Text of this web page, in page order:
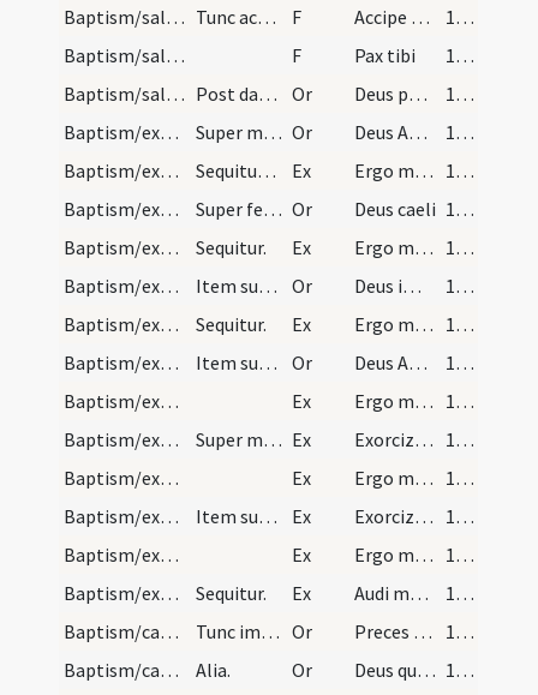
Baptism/salt/6 Tunc accipiat exorcizatum sal et ponat in os infa… F Accipe salem
104 (50v)
Baptism/salt/7
F Pax tibi
104 (50v)
Baptism/salt/2
Post datum salis. Or Deus patrum nostrorum
104 (50v)
Baptism/exorcism/3
Super masculos. Or Deus Abraham ... qui Moysi
105 (51r)
Baptism/exorcism/2
Sequitur ... hic faciat crucem in frontibus eorum. Ex Ergo maledicte
106 (51v)
Baptism/exorcism/4
Super feminas. Or Deus caeli
106 (51v)
Baptism/exorcism/3
Sequitur. Ex Ergo maledicte
107 (52r)
Baptism/exorcism/5
Item super masculos. Or Deus immortale
107 (52r)
Baptism/exorcism/4
Sequitur. Ex Ergo maledicte
108 (52v)
Baptism/exorcism/6
Item super feminas. Or Deus Abraham ... qui tribus
108 (52v)
Baptism/exorcism/5
Ex Ergo maledicte
109 (53r)
Baptism/exorcism/6
Super masculos. Ex Exorcizo te immunde ... qui pedibus
109 (53r)
Baptism/exorcism/7
Ex Ergo maledicte
109 (53r)
Baptism/exorcism/8
Item super feminas. Ex Exorcizo te immunde ... qui caeco
109 (53r)
Baptism/exorcism/9
Ex Ergo maledicte
109 (53r)
Baptism/exorcism/10
Sequitur. Ex Audi maledicte
110 (53v)
Baptism/catechumenal initiation/7
Tunc imponat manum super utrrumque dicat hanc ora… Or Preces nostras
111 (54r)
Baptism/catechumenal initiation/8
Alia. Or Deus qui humani generis
111 (54r)